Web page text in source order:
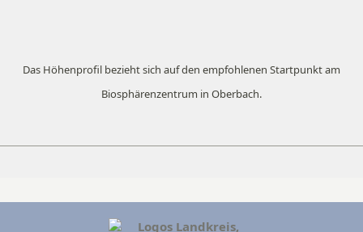
Das Höhenprofil bezieht sich auf den empfohlenen Startpunkt am
Biosphärenzentrum in Oberbach.